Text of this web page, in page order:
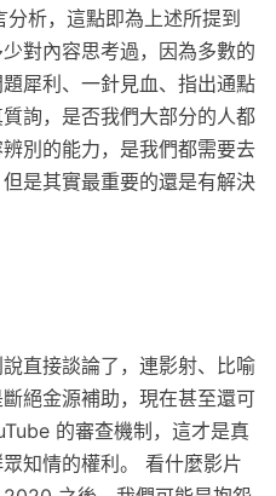
析，這點即為上述所提到
對內容思考過，因為多數的
犀利、一針見血、指出通點
詢，是否我們大部分的人都
別的能力，是我們都需要去
是其實最重要的還是有解決
直接談論了，連影射、比喻
絕金源補助，現在甚至還可
的審查機制，這才是真
知情的權利。 看什麼影片